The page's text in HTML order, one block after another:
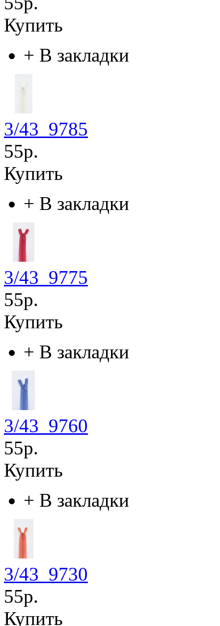
Купить
+ В закладки
3/43_9785
55р.
Купить
+ В закладки
3/43_9775
55р.
Купить
+ В закладки
3/43_9760
55р.
Купить
+ В закладки
3/43_9730
55р.
Купить